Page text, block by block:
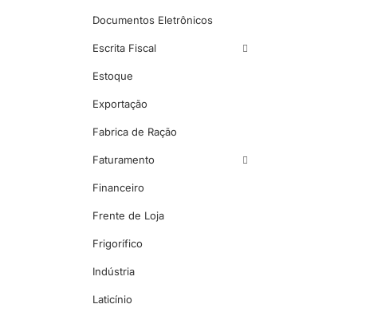
Documentos Eletrônicos
Escrita Fiscal
Estoque
Exportação
Fabrica de Ração
Faturamento
Financeiro
Frente de Loja
Frigorífico
Indústria
Laticínio